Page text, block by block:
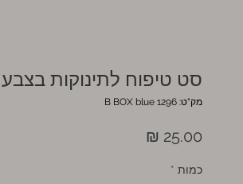
סט טיפוח לתינוקות
מק"ט: 1296 B BOX blue
כמות *